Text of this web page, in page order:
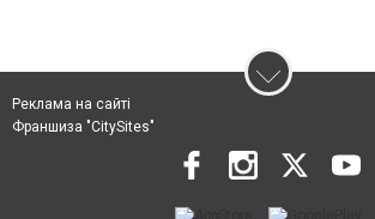
Реклама на сайті
Франшиза "CitySites"